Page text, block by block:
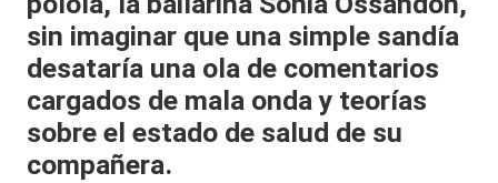
e
d
e
s
sin imaginar que una simple sandía
desataría una ola de comentarios
cargados de mala onda y teorías
sobre el estado de salud de su
compañera.